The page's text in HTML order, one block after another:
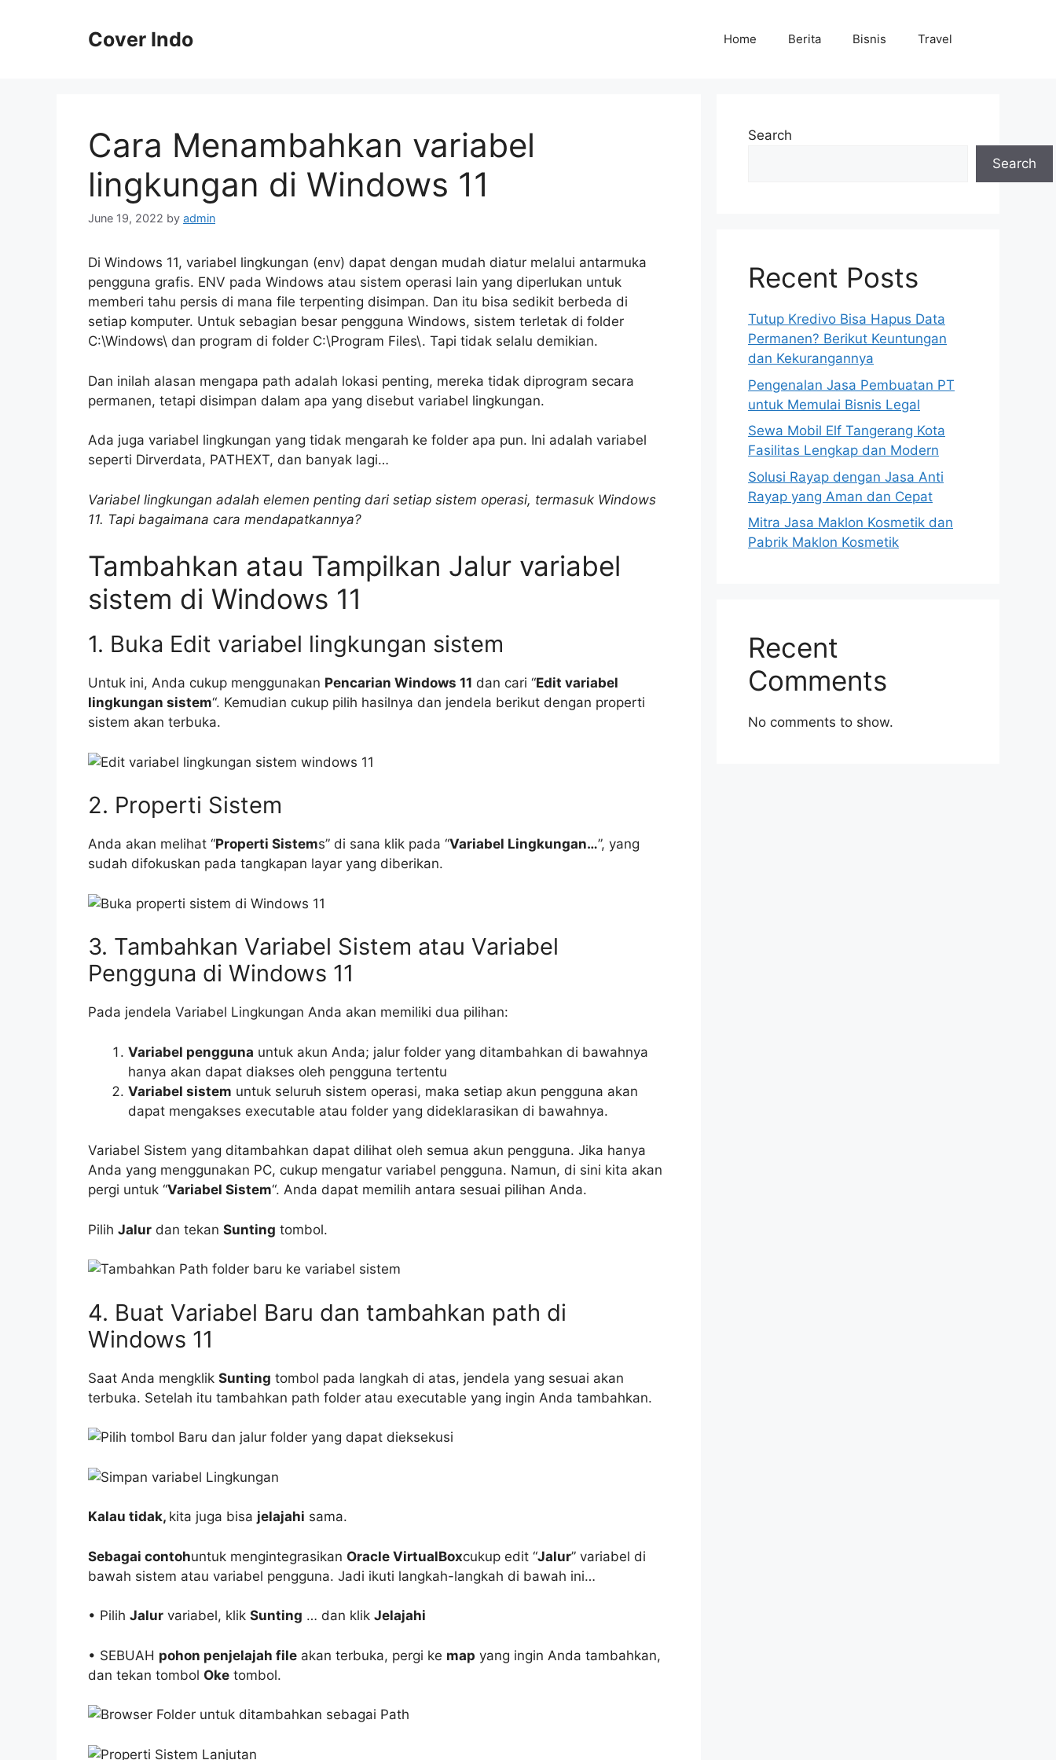
Cover Indo Home Berita Bisnis Travel
Cara Menambahkan variabel
lingkungan di Windows 11
June 19, 2022 by admin
Di Windows 11, variabel lingkungan (env) dapat dengan mudah diatur melalui antarmuka
pengguna grafis. ENV pada Windows atau sistem operasi lain yang diperlukan untuk
memberi tahu persis di mana file terpenting disimpan. Dan itu bisa sedikit berbeda di
setiap komputer. Untuk sebagian besar pengguna Windows, sistem terletak di folder
C:\Windows\ dan program di folder C:\Program Files\. Tapi tidak selalu demikian.
Dan inilah alasan mengapa path adalah lokasi penting, mereka tidak diprogram secara
permanen, tetapi disimpan dalam apa yang disebut variabel lingkungan.
Ada juga variabel lingkungan yang tidak mengarah ke folder apa pun. Ini adalah variabel
seperti Dirverdata, PATHEXT, dan banyak lagi…
Variabel lingkungan adalah elemen penting dari setiap sistem operasi, termasuk Windows
11. Tapi bagaimana cara mendapatkannya?
Tambahkan atau Tampilkan Jalur variabel
sistem di Windows 11
1. Buka Edit variabel lingkungan sistem
Untuk ini, Anda cukup menggunakan Pencarian Windows 11 dan cari “Edit variabel
lingkungan sistem“. Kemudian cukup pilih hasilnya dan jendela berikut dengan properti
sistem akan terbuka.
2. Properti Sistem
Anda akan melihat “Properti Sistems” di sana klik pada “Variabel Lingkungan…”, yang
sudah difokuskan pada tangkapan layar yang diberikan.
3. Tambahkan Variabel Sistem atau Variabel
Pengguna di Windows 11
Pada jendela Variabel Lingkungan Anda akan memiliki dua pilihan:
Variabel pengguna untuk akun Anda; jalur folder yang ditambahkan di bawahnya
hanya akan dapat diakses oleh pengguna tertentu
Variabel sistem untuk seluruh sistem operasi, maka setiap akun pengguna akan
dapat mengakses executable atau folder yang dideklarasikan di bawahnya.
Variabel Sistem yang ditambahkan dapat dilihat oleh semua akun pengguna. Jika hanya
Anda yang menggunakan PC, cukup mengatur variabel pengguna. Namun, di sini kita akan
pergi untuk “Variabel Sistem“. Anda dapat memilih antara sesuai pilihan Anda.
Pilih Jalur dan tekan Sunting tombol.
4. Buat Variabel Baru dan tambahkan path di
Windows 11
Saat Anda mengklik Sunting tombol pada langkah di atas, jendela yang sesuai akan
terbuka. Setelah itu tambahkan path folder atau executable yang ingin Anda tambahkan.
Kalau tidak, kita juga bisa jelajahi sama.
Sebagai contohuntuk mengintegrasikan Oracle VirtualBoxcukup edit “Jalur” variabel di
bawah sistem atau variabel pengguna. Jadi ikuti langkah-langkah di bawah ini…
• Pilih Jalur variabel, klik Sunting … dan klik Jelajahi
• SEBUAH pohon penjelajah file akan terbuka, pergi ke map yang ingin Anda tambahkan,
dan tekan tombol Oke tombol.
Search
Search
Recent Posts
Tutup Kredivo Bisa Hapus Data
Permanen? Berikut Keuntungan
dan Kekurangannya
Pengenalan Jasa Pembuatan PT
untuk Memulai Bisnis Legal
Sewa Mobil Elf Tangerang Kota
Fasilitas Lengkap dan Modern
Solusi Rayap dengan Jasa Anti
Rayap yang Aman dan Cepat
Mitra Jasa Maklon Kosmetik dan
Pabrik Maklon Kosmetik
Recent
Comments
No comments to show.